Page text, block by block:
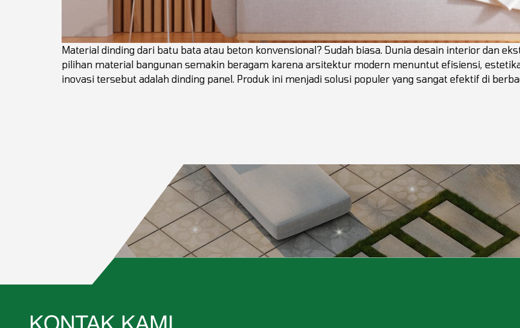
Material dinding dari batu bata atau beton konvensional? Sudah biasa. Dunia desain interior dan
pilihan material bangunan semakin beragam karena arsitektur modern menuntut efisiensi,
inovasi tersebut adalah dinding panel. Produk ini menjadi solusi populer yang sangat efektif di